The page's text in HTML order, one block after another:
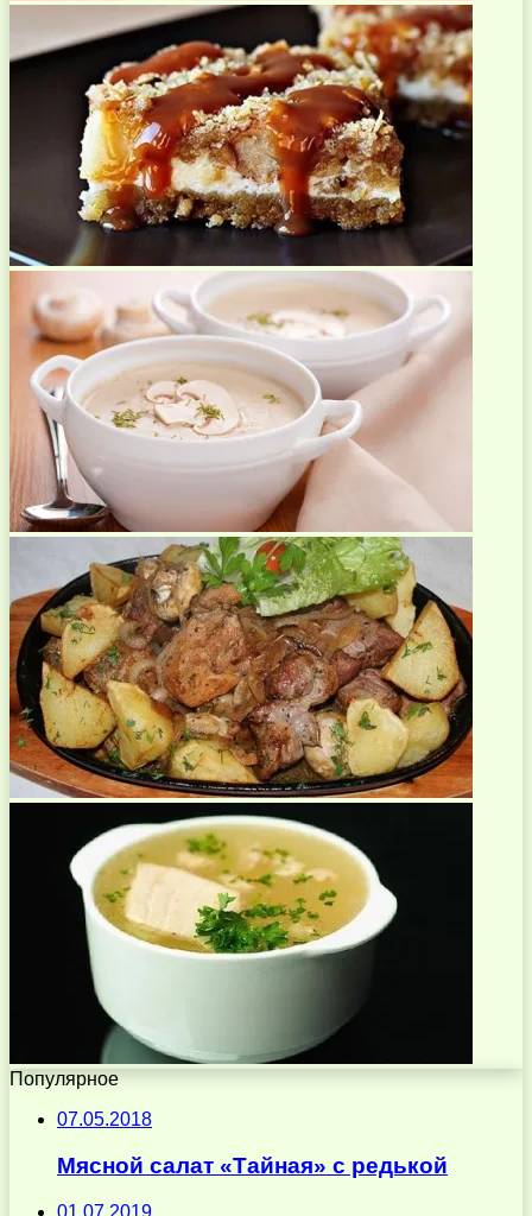
Популярное
07.05.2018
Мясной салат «Тайная» с редькой
01.07.2019